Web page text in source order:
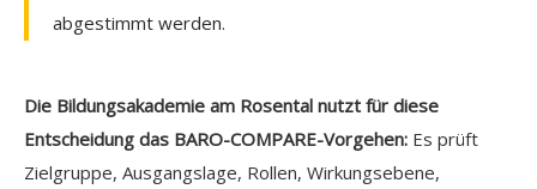
abgestimmt werden.
Die Bildungsakademie am Rosental nutzt für diese
Entscheidung das BARO-COMPARE-Vorgehen: Es prüft
Zielgruppe, Ausgangslage, Rollen, Wirkungsebene,